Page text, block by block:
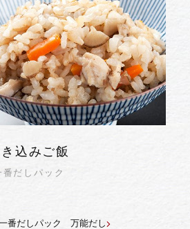
込みご飯
番だしパック
番だしパック 万能だし